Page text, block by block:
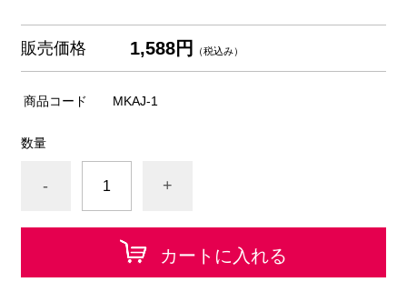
販売価格 1,588円 （税込み）
商品コード MKAJ-1
数量
- +
カートに入れる